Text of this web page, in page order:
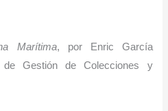
Marítima, por Enric García
Gestión de Colecciones y